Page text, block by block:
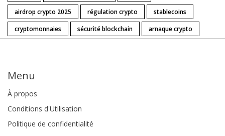
airdrop crypto 2025
régulation crypto
stablecoins
cryptomonnaies
sécurité blockchain arnaque crypto
Menu
À propos
Conditions d'Utilisation
Politique de confidentialité